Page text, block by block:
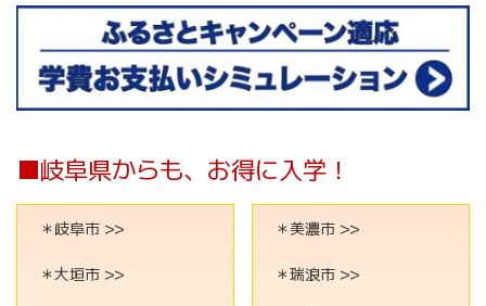
■岐阜県からも、お得に入学！
＊岐阜市 >>
＊大垣市 >>
＊美濃市 >>
＊瑞浪市 >>